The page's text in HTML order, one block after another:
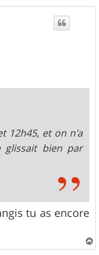
12h45, et on n'a
bien par
tu as encore
a